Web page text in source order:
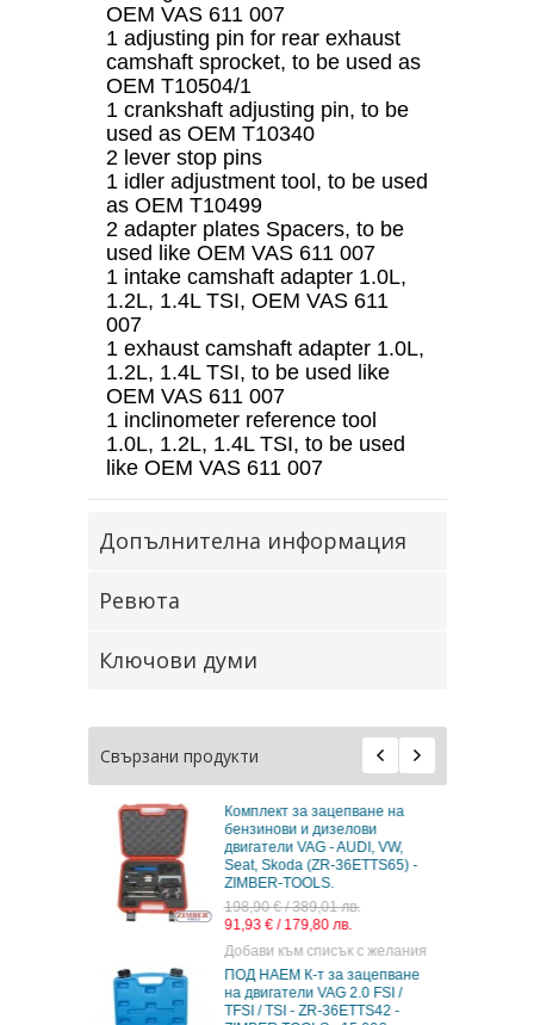
OEM VAS 611 007
1 adjusting pin for rear exhaust
camshaft sprocket, to be used as
OEM T10504/1
1 crankshaft adjusting pin, to be
used as OEM T10340
2 lever stop pins
1 idler adjustment tool, to be used
as OEM T10499
2 adapter plates Spacers, to be
used like OEM VAS 611 007
1 intake camshaft adapter 1.0L,
1.2L, 1.4L TSI, OEM VAS 611
007
1 exhaust camshaft adapter 1.0L,
1.2L, 1.4L TSI, to be used like
OEM VAS 611 007
1 inclinometer reference tool
1.0L, 1.2L, 1.4L TSI, to be used
like OEM VAS 611 007
Допълнителна информация
Ревюта
Ключови думи
Свързани продукти
К-т за зацепване на
двигатели VAG 2.4 & 3.2 FSI,
ZT-05197(04A2027) - SMANN
TOOLS.
79,80 € / 156,08 лв.
40,80 € / 79,80 лв.
Добави към списък с желания
К-т за зацепване на
COMOON RAIL двигатели
VAG 1.6 & 2.0L TDI, ZR-
36ETTS137 - ZIMBER-TOOLS.